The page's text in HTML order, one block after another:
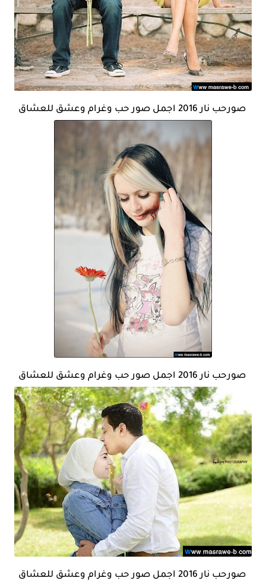
صورحب نار 2016 اجمل صور حب وغرام وعشق للعشاق
صورحب نار 2016 اجمل صور حب وغرام وعشق للعشاق
صورحب نار 2016 اجمل صور حب وغرام وعشق للعشاق